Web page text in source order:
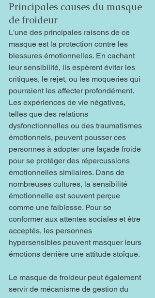
Principales causes du masque
de froideur
L'une des principales raisons de ce
masque est la protection contre les
blessures émotionnelles. En cachant
leur sensibilité, ils espèrent éviter les
critiques, le rejet, ou les moqueries qui
pourraient les affecter profondément.
Les expériences de vie négatives,
telles que des relations
dysfonctionnelles ou des traumatismes
émotionnels, peuvent pousser ces
personnes à adopter une façade froide
pour se protéger des répercussions
émotionnelles similaires. Dans de
nombreuses cultures, la sensibilité
émotionnelle est souvent perçue
comme une faiblesse. Pour se
conformer aux attentes sociales et être
acceptés, les personnes
hypersensibles peuvent masquer leurs
émotions derrière une attitude stoïque.
Le masque de froideur peut également
servir de mécanisme de gestion du